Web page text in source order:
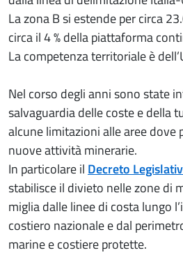
La zona B si estende per circa
circa il 4 % della piattaforma
La competenza territoriale è
Nel corso degli anni sono state
salvaguardia delle coste e della
alcune limitazioni alle aree dove
nuove attività minerarie.
In particolare il Decreto
stabilisce il divieto nelle zone di
miglia dalle linee di costa lungo
costiero nazionale e dal
marine e costiere protette.